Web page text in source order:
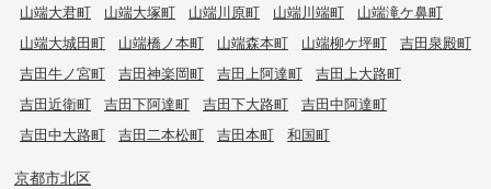
山端大君町
山端大塚町 山端川原町 山端川端町
山端滝ケ鼻町
山端大城田町
山端橋ノ本町 山端森本町 山端柳ケ坪町
吉田泉殿町
吉田牛ノ宮町
吉田神楽岡町 吉田上阿達町
吉田上大路町
吉田近衛町
吉田下阿達町 吉田下大路町
吉田中阿達町
吉田中大路町
吉田二本松町 吉田本町 和国町
京都市北区